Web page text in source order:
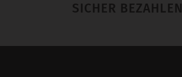
SICHER BEZAHLEN